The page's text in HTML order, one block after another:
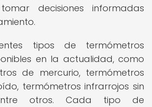
decisiones informadas
tipos de termómetros
en la actualidad, como
de mercurio, termómetros
termómetros infrarrojos sin
otros. Cada tipo de